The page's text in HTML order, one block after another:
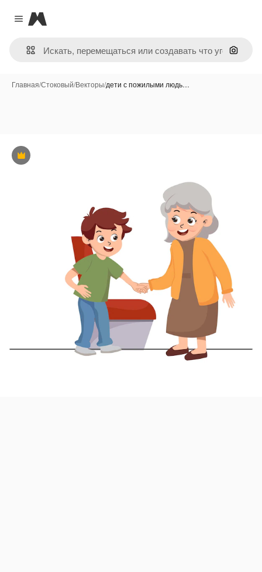
Close menu
Magnific
Поиск
Главная/Стоковый/Векторы/дети с пожилыми людь…
Премиум